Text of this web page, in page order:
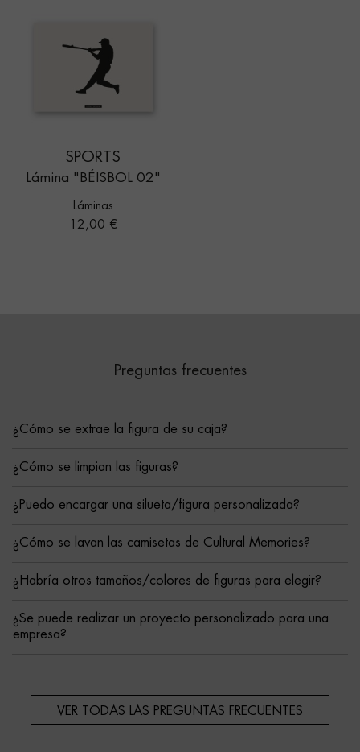
SPORTS
Lámina "BÉISBOL 02"
Láminas
Precio
12,00 €
Preguntas frecuentes
¿Cómo se extrae la figura de su caja?
¿Cómo se limpian las figuras?
¿Puedo encargar una silueta/figura personalizada?
¿Cómo se lavan las camisetas de Cultural Memories?
¿Habría otros tamaños/colores de figuras para elegir?
¿Se puede realizar un proyecto personalizado para una
empresa?
VER TODAS LAS PREGUNTAS FRECUENTES